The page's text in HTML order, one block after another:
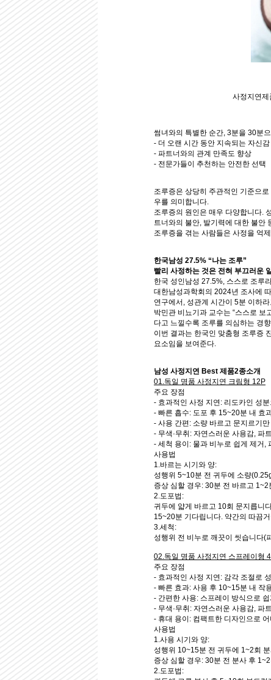
사정지연제
썸녀와의 특별한 순간, 3분을 30분
- 더 오랜 시간 동안 지속되는 자신감
- 파트너와의 관계 만족도 향상
- 전문가들이 추천하는 안전한 선택
조루증은 상당히 주관적인 기준으
우를 의미합니다.
조루증의 원인은 매우 다양합니다.
트너와의 불안, 발기력에 대한 불안
조루증을 겪는 사람들은 사정을 억
한국남성 27.5% “나는 조루”
빨리 사정하는 것은 전혀 부끄러운
한국 성인남성 27.5%, 스스로 조루
대한남성과학회의 2024년 조사에
연구에서, 성관계 시간이 5분 이하
박민관 비뇨기과 교수는 “스스로
다고 느낄수록 조루를 의심하는 경
이번 결과는 한국인 맞춤형 조루증
요소임을 보여준다.
남성 사정지연 Best 제품2종소개
01.독일 명품 사정지연 크림형 12P
주요 장점
- 효과적인 사정 지연: 리도카인 성
- 빠른 흡수: 도포 후 15~20분 내 효
- 사용 간편: 소량 바르고 문지르기
- 무색·무취: 자연스러운 사용감, 파
- 세척 용이: 물과 비누로 쉽게 제거,
사용법
1.바르는 시기와 양:
성행위 5~10분 전 귀두에 소량
증상 심할 경우: 30분 전 바르고
2.도포법:
귀두에 얇게 바르고 10회 문지릅니
15~20분 기다립니다. 약간의 따끔
3.세척:
성행위 전 비누로 깨끗이 씻습니다(
02.독일 명품 사정지연 스프레이형
주요 장점
- 효과적인 사정 지연: 감각 조절로
- 빠른 효과: 사용 후 10~15분 내 작
- 간편한 사용: 스프레이 방식으로
- 무색·무취: 자연스러운 사용감, 파
- 휴대 용이: 컴팩트한 디자인으로
사용법
1.사용 시기와 양:
성행위 10~15분 전 귀두에 1~2회
증상 심할 경우: 30분 전 분사 후
2.도포법: